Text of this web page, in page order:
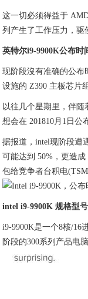
这一切必须得益于
列产生了工作压力，驱
英特尔i9-9900K公布时
现阶段沒有准确的公布
设施的 Z390 主板芯片
以往几个星期里，伴
想会在 201810月1日公
据报道，intel现阶段遭
可能达到 50%，更造
包给竞争者台积电
intel i9-9900K 规格型号
i9-9900K是一个8核/16
阶段的300系列产品电